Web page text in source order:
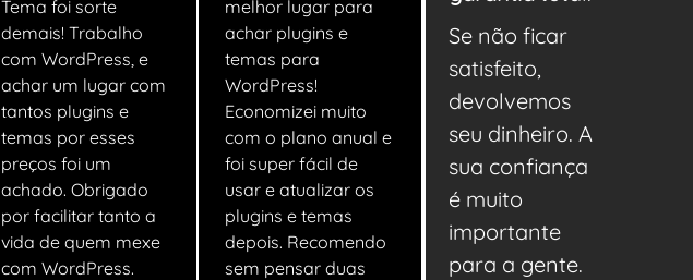
Tema foi sorte
demais! Trabalho
com WordPress, e
achar um lugar com
tantos plugins e
temas por esses
preços foi um
achado. Obrigado
por facilitar tanto a
vida de quem mexe
com WordPress.
melhor lugar para
achar plugins e
temas para
WordPress!
Economizei muito
com o plano anual e
foi super fácil de
usar e atualizar os
plugins e temas
depois. Recomendo
sem pensar duas
Se não ficar
satisfeito,
devolvemos
seu dinheiro. A
sua confiança
é muito
importante
para a gente.